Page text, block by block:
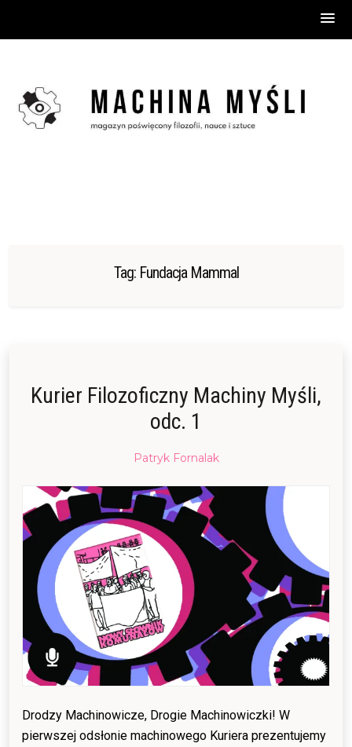
content
Tag: Fundacja Mammal
Kurier Filozoficzny Machiny Myśli,
odc. 1
Posted
28/07/201528/09/2016
Patryk Fornalak
Drodzy Machinowicze, Drogie Machinowiczki! W
pierwszej odsłonie machinowego Kuriera prezentujemy